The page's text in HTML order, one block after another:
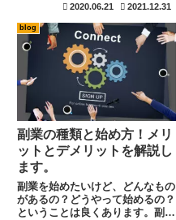
の評価にも表れて来ますよ。
2020.06.21 2021.12.31
blog
副業の種類と始め方！メリ
ットとデメリットを解説し
ます。
副業を始めたいけど、どんなもの
があるの？どうやって始めるの？
ということは良くあります。副業